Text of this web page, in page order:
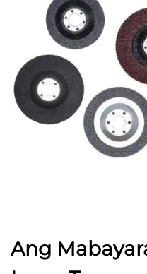
Ang